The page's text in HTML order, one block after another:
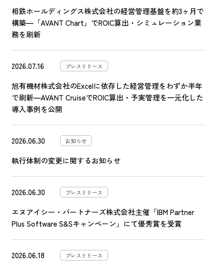
相鉄ホールディングス株式会社の経営管理基盤を約3ヶ月で
構築―「AVANT Chart」でROIC算出・シミュレーション業
務を刷新
2026.07.16 プレスリリース
旭有機材株式会社のExcelに依存した経営管理をわずか半年
で刷新―AVANT CruiseでROIC算出・予実管理を一元化した
導入事例を公開
2026.06.30 お知らせ
執行体制の変更に関するお知らせ
2026.06.30 プレスリリース
エヌアイシー・パートナーズ株式会社主催「IBM Partner
Plus Software S&Sキャンペーン」にて優秀賞を受賞
2026.06.18 プレスリリース